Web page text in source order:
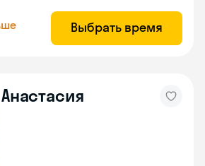
Выбрать время
Анастасия